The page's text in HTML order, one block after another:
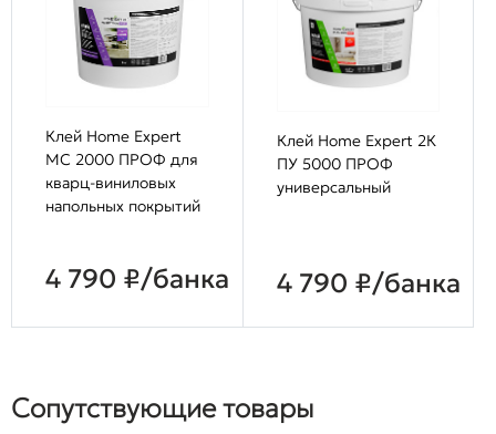
Клей Home Expert
МС 2000 ПРОФ для
кварц-виниловых
напольных покрытий
4 790 ₽/банка
Клей Home Expert 2К
ПУ 5000 ПРОФ
универсальный
4 790 ₽/банка
Сопутствующие товары